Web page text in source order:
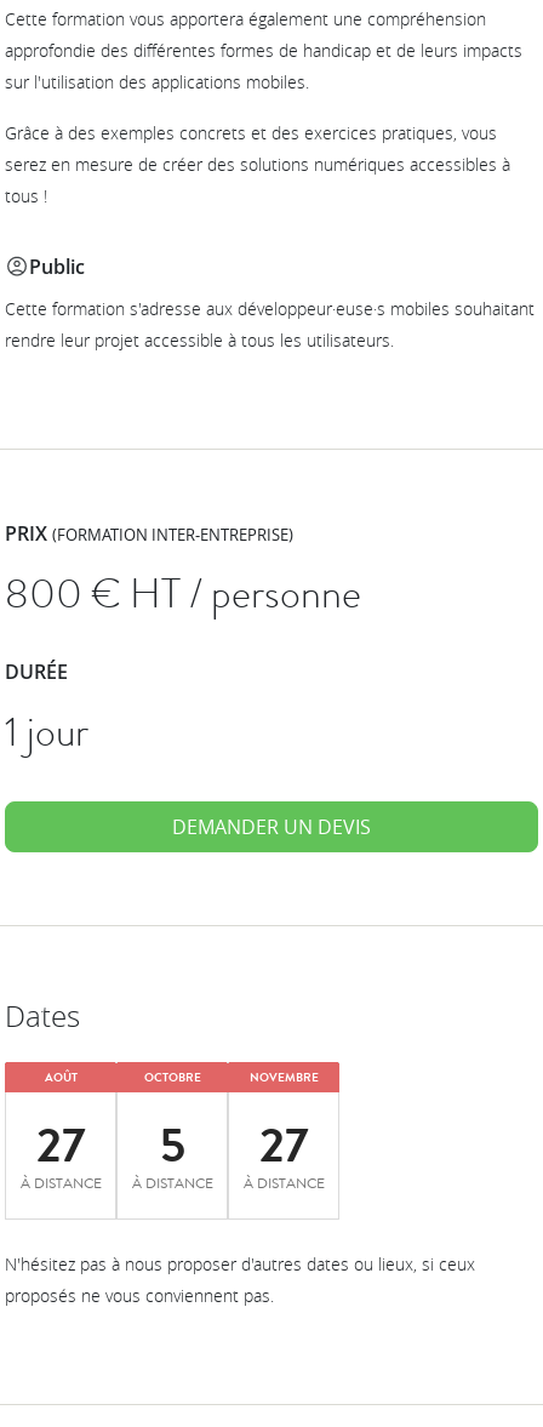
Cette formation vous apportera également une compréhension
approfondie des différentes formes de handicap et de leurs impacts
sur l'utilisation des applications mobiles.
Grâce à des exemples concrets et des exercices pratiques, vous
serez en mesure de créer des solutions numériques accessibles à
tous !
Public
Cette formation s'adresse aux développeur·euse·s mobiles souhaitant
rendre leur projet accessible à tous les utilisateurs.
PRIX(FORMATION INTER-ENTREPRISE)
800€ HT / personne
DURÉE
1 jour
DEMANDER UN DEVIS
Dates
AOÛT
27
À DISTANCE
OCTOBRE
5
À DISTANCE
NOVEMBRE
27
À DISTANCE
N'hésitez pas à nous proposer d'autres dates ou lieux, si ceux
proposés ne vous conviennent pas.